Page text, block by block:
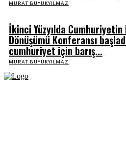
MURAT BÜYÜKYILMAZ
İkinci Yüzyılda
Dönüşümü Konferansı
cumhuriyet için barış...
MURAT BÜYÜKYILMAZ